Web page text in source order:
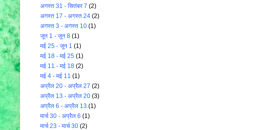
अगस्त 31 - सितंबर 7 (2)
अगस्त 17 - अगस्त 24 (2)
अगस्त 3 - अगस्त 10 (1)
जून 1 - जून 8 (1)
मई 25 - जून 1 (1)
मई 18 - मई 25 (1)
मई 11 - मई 18 (2)
मई 4 - मई 11 (1)
अप्रैल 20 - अप्रैल 27 (2)
अप्रैल 13 - अप्रैल 20 (3)
अप्रैल 6 - अप्रैल 13 (1)
मार्च 30 - अप्रैल 6 (1)
मार्च 23 - मार्च 30 (2)